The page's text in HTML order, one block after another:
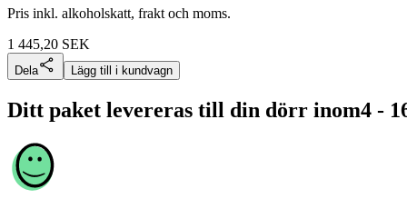
Pris inkl. alkoholskatt, frakt och moms.
1 445,20 SEK
Dela Lägg till i kundvagn
Ditt paket levereras till din dörr inom4 -